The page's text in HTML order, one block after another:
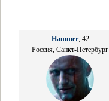
Hammer, 42
Россия, Санкт-Петербург